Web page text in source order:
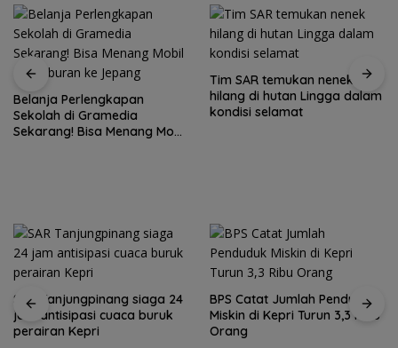
Tim SAR temukan nenek
hilang di hutan Lingga dalam
kondisi selamat
Tim SAR gabungan cari
nenek 68 tahun hilang di
Lingga Kepri
BPS Catat Jumlah Penduduk
Miskin di Kepri Turun 3,3 Ribu
Orang
Ketegangan di Meja Makan: